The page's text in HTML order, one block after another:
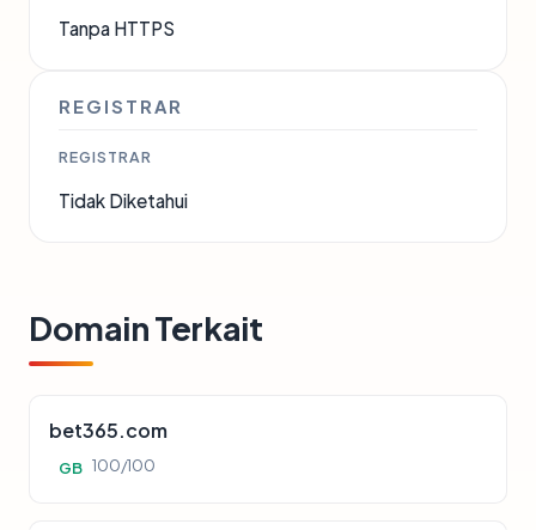
Tanpa HTTPS
REGISTRAR
REGISTRAR
Tidak Diketahui
Domain Terkait
bet365.com
GB 100/100